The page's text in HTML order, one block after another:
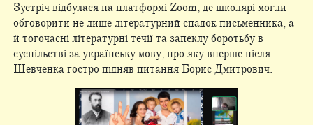
Зустріч відбулася на платформі Zoom, де школярі могли
обговорити не лише літературний спадок письменника, а
й тогочасні літературні течії та запеклу боротьбу в
суспільстві за українську мову, про яку вперше після
Шевченка гостро підняв питання Борис Дмитрович.